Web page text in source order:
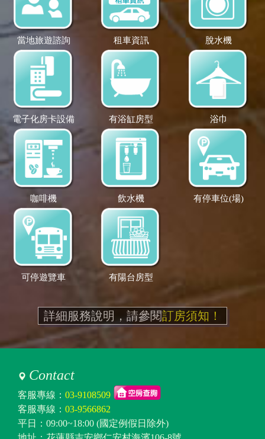
當地旅遊諮詢 租車資訊 脫水機
電子化房卡設備 有浴缸房型 浴巾
咖啡機 飲水機 有停車位(場)
可停遊覽車 有陽台房型
詳細服務說明，請參閱訂房須知！
Contact
客服專線： 03-9108509
客服專線： 03-9566862
平日：09:00~18:00 (國定例假日除外)